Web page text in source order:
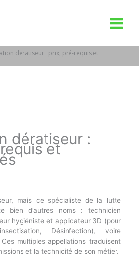
deratiseur : prix, pré-requis et
dératiseur :
et
mais ce spécialiste de la lutte
bien d’autres noms : technicien
hygiéniste et applicateur 3D (pour
Désinfection), voire
multiples appellations traduisent
et la technicité de son métier.